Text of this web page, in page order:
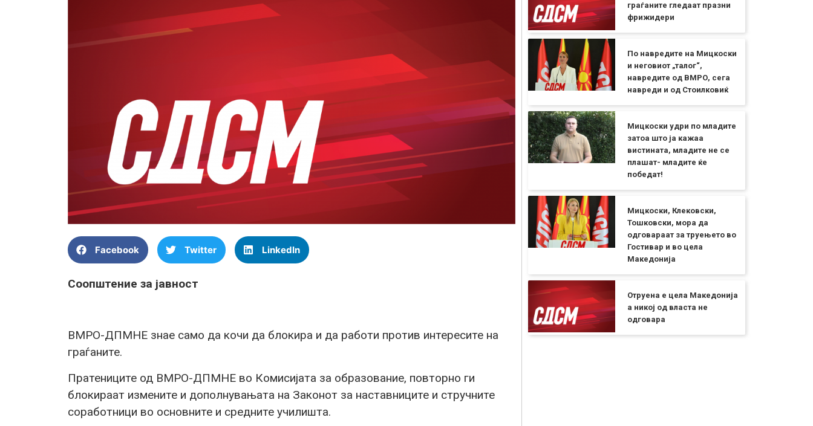
Facebook Twitter LinkedIn
Соопштение за јавност
ВМРО-ДПМНЕ знае само да кочи да блокира и да работи против интересите на
граѓаните.
Пратениците од ВМРО-ДПМНЕ во Комисијата за образование, повторно ги
блокираат измените и дополнувањата на Законот за наставниците и стручните
соработници во основните и средните училишта.
граѓаните гледаат празни
фрижидери
По навредите на Мицкоски
и неговиот „талог“,
навредите од ВМРО, сега
навреди и од Стоилковиќ
Мицкоски удри по младите
затоа што ја кажаа
вистината, младите не се
плашат- младите ќе
победат!
Мицкоски, Клековски,
Тошковски, мора да
одговараат за труењето во
Гостивар и во цела
Македонија
Отруена е цела Македонија
а никој од власта не
одговара